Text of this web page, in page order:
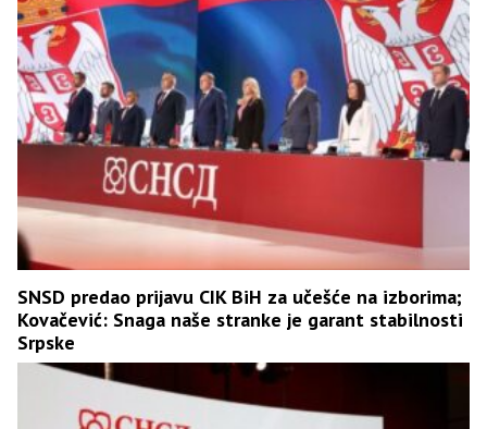
SNSD predao prijavu CIK BiH za učešće na izborima;
Kovačević: Snaga naše stranke je garant stabilnosti
Srpske